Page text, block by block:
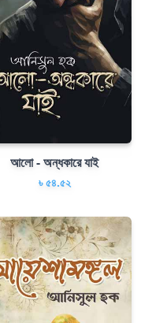
আলো - অন্ধকারে যাই
৳ ৫৪.৫২